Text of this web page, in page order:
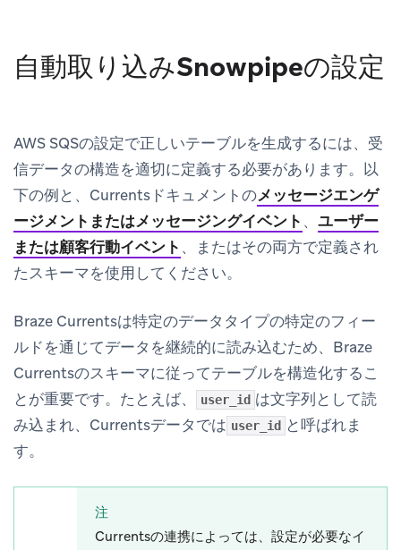
自動取り込みSnowpipeの設定
AWS SQSの設定で正しいテーブルを生成するには、受
信データの構造を適切に定義する必要があります。以
下の例と、Currentsドキュメントのメッセージエンゲ
ージメントまたはメッセージングイベント 、 ユーザー
または顧客行動イベント 、またはその両方で定義され
たスキーマを使用してください。
Braze Currentsは特定のデータタイプの特定のフィー
ルドを通じてデータを継続的に読み込むため、Braze
Currentsのスキーマに従ってテーブルを構造化するこ
とが重要です。たとえば、
user_id は文字列として読
み込まれ、Currentsデータでは user_id
と呼ばれま
す。
注
Currentsの連携によっては、設定が必要なイ